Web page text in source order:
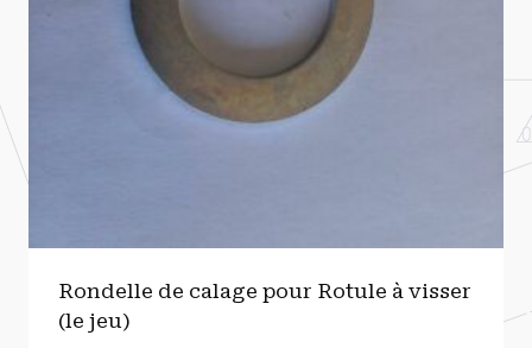
Rondelle de calage pour Rotule à visser
(le jeu)